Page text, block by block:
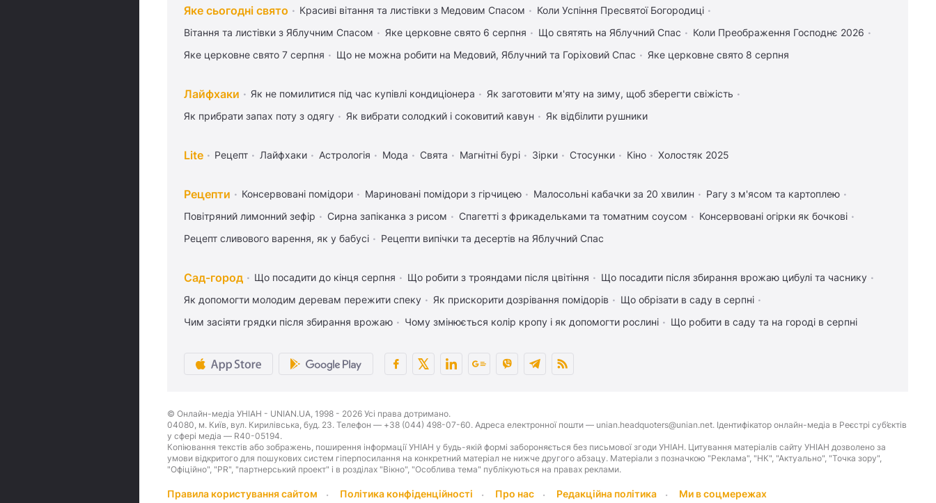
Яке сьогодні свято Красиві вітання та листівки з Медовим Спасом
Коли Успіння Пресвятої Богородиці
Вітання та листівки з Яблучним Спасом
Яке церковне свято 6 серпня Що святять на Яблучний Спас
Коли Преображення Господнє 2026
Яке церковне свято 7 серпня
Що не можна робити на Медовий, Яблучний та Горіховий Спас Яке церковне свято 8 серпня
Лайфхаки Як не помилитися під час купівлі кондиціонера
Як заготовити м'яту на зиму, щоб зберегти свіжість
Як прибрати запах поту з одягу
Як вибрати солодкий і соковитий кавун Як відбілити рушники
Lite Рецепт Лайфхаки Астрологія Мода Свята Магнітні бурі Зірки Стосунки Кіно Холостяк 2025
Рецепти Консервовані помідори Мариновані помідори з гірчицею Малосольні кабачки за 20 хвилин
Рагу з м'ясом та картоплею
Повітряний лимонний зефір
Сирна запіканка з рисом Спагетті з фрикадельками та томатним соусом
Консервовані огірки як бочкові
Рецепт сливового варення, як у бабусі
Рецепти випічки та десертів на Яблучний Спас
Сад-город Що посадити до кінця серпня Що робити з трояндами після цвітіння
Що посадити після збирання врожаю цибулі та часнику
Як допомогти молодим деревам пережити спеку
Як прискорити дозрівання помідорів
Що обрізати в саду в серпні
Чим засіяти грядки після збирання врожаю
Чому змінюється колір кропу і як допомогти рослині Що робити в саду та на городі в серпні
© Онлайн-медіа УНІАН - UNIAN.UA, 1998 - 2026 Усі права дотримано.
04080, м. Київ, вул. Кирилівська, буд. 23. Телефон — +38 (044) 498-07-60. Адреса електронної пошти — unian.headquoters@unian.net. Ідентифікатор онлайн-медіа в Реєстрі суб’єктів
у сфері медіа — R40-05194.
Копіювання текстів або зображень, поширення інформації УНІАН у будь-якій формі забороняється без письмової згоди УНІАН. Цитування матеріалів сайту УНІАН дозволено за
умови відкритого для пошукових систем гіперпосилання на конкретний матеріал не нижче другого абзацу. Матеріали з позначкою "Реклама", "НК", "Актуально", "Точка зору",
"Офіційно", "PR", "партнерський проект" і в розділах "Вікно", "Особлива тема" публікуються на правах реклами.
Правила користування сайтом Політика конфіденційності Про нас Редакційна політика Ми в соцмережах